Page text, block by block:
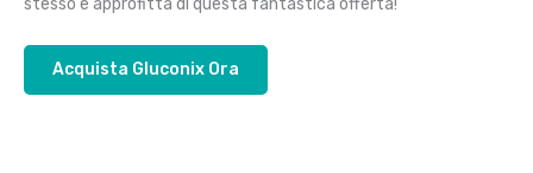
stesso e approfitta di questa fantastica offerta!
Acquista Gluconix Ora